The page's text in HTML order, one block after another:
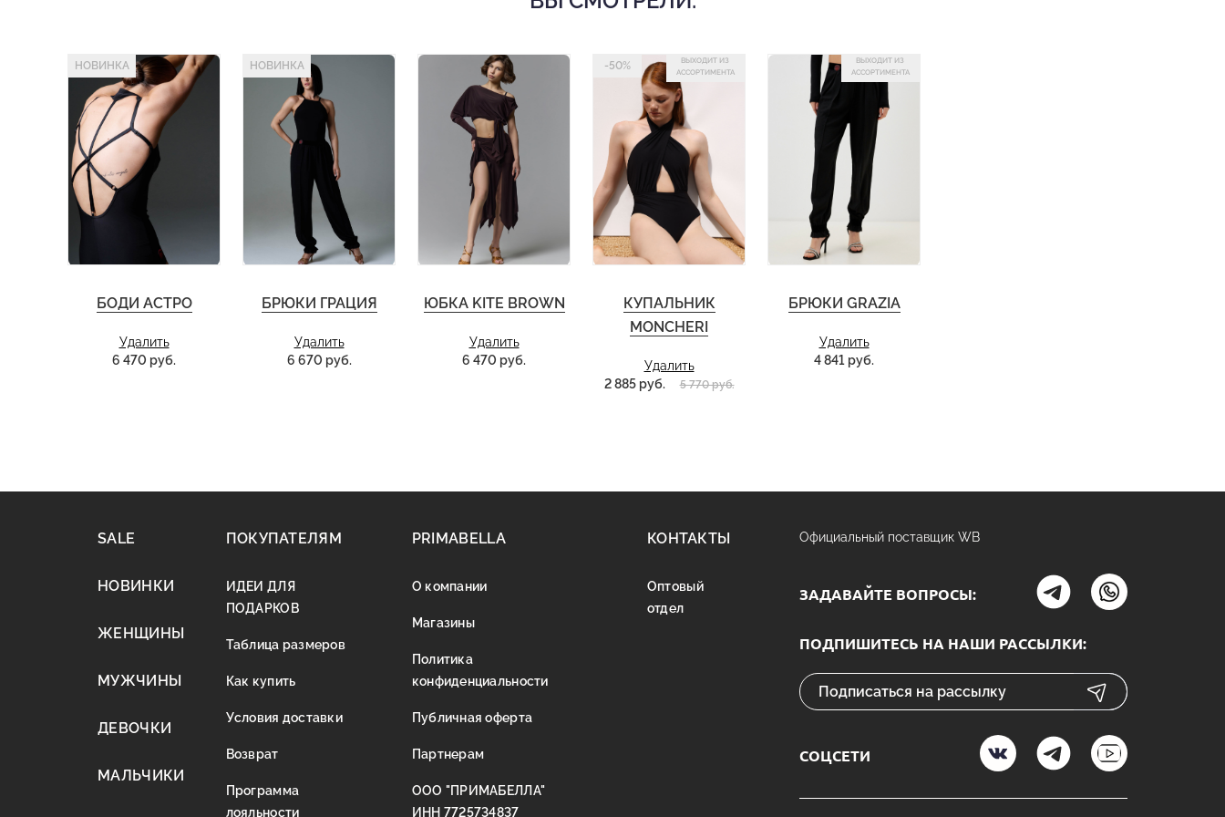
НОВИНКА
БОДИ АСТРО
Удалить
6 470 руб.
НОВИНКА
БРЮКИ ГРАЦИЯ
Удалить
6 670 руб.
ЮБКА KITE BROWN
Удалить
6 470 руб.
ВЫХОДИТ ИЗ
АССОРТИМЕНТА
-50%
КУПАЛЬНИК
MONCHERI
Удалить
2 885 руб.
5 770 руб.
ВЫХОДИТ ИЗ
АССОРТИМЕНТА
БРЮКИ GRAZIA
Удалить
4 841 руб.
SALE
НОВИНКИ
ЖЕНЩИНЫ
МУЖЧИНЫ
ДЕВОЧКИ
МАЛЬЧИКИ
ПОКУПАТЕЛЯМ
ИДЕИ ДЛЯ
ПОДАРКОВ
Таблица размеров
Как купить
Условия доставки
Возврат
Программа
лояльности
PRIMABELLA
О компании
Магазины
Политика
конфиденциальности
Публичная оферта
Партнерам
ООО "ПРИМАБЕЛЛА"
ИНН 7725734837
КОНТАКТЫ
Оптовый
отдел
Официальный поставщик WB
ЗАДАВАЙТЕ ВОПРОСЫ:
ПОДПИШИТЕСЬ НА НАШИ РАССЫЛКИ:
СОЦСЕТИ